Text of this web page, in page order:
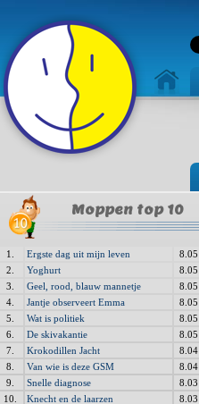
Moppen top 10
1. Ergste dag uit mijn leven
8.05
2.
Yoghurt
8.05
3.
Geel, rood, blauw mannetje
8.05
4.
Jantje observeert Emma
8.05
5.
Wat is politiek
8.05
6.
De skivakantie
8.05
7.
Krokodillen Jacht
8.04
8.
Van wie is deze GSM
8.04
9.
Snelle diagnose
8.03
10.
Knecht en de laarzen
8.03